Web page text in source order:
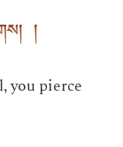
།
you pierce